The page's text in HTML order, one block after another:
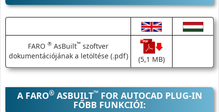
FARO ® AsBuilt™ szoftver
dokumentációjának a letöltése (.pdf)
(5,1 MB)
A FARO®ASBUILT™FOR AUTOCAD PLUG-IN
FŐBB FUNKCIÓI: